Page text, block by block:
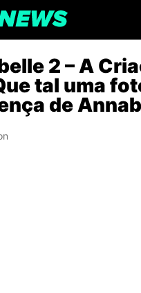
2 – A
tal uma
de